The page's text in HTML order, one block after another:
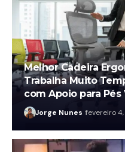
Melhor Cadeira
Trabalha Muito
com Apoio para Pés
Jorge Nunes fevereiro